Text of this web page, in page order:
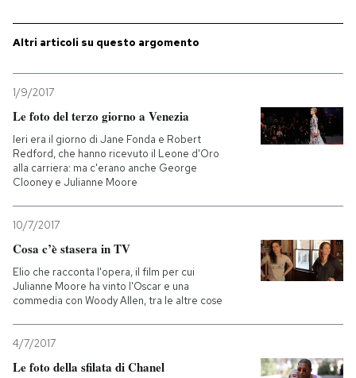
Altri articoli su questo argomento
1/9/2017
Le foto del terzo giorno a Venezia
Ieri era il giorno di Jane Fonda e Robert
Redford, che hanno ricevuto il Leone d'Oro
alla carriera: ma c'erano anche George
Clooney e Julianne Moore
10/7/2017
Cosa c’è stasera in TV
Elio che racconta l'opera, il film per cui
Julianne Moore ha vinto l'Oscar e una
commedia con Woody Allen, tra le altre cose
4/7/2017
Le foto della sfilata di Chanel